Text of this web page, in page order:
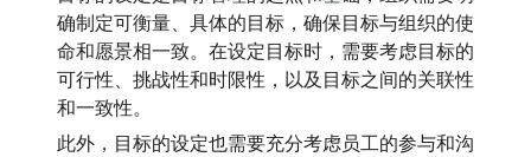
确制定可衡量、具体的目标，确保目标与组织的使
命和愿景相一致。在设定目标时，需要考虑目标的
可行性、挑战性和时限性，以及目标之间的关联性
和一致性。
此外，目标的设定也需要充分考虑员工的参与和沟